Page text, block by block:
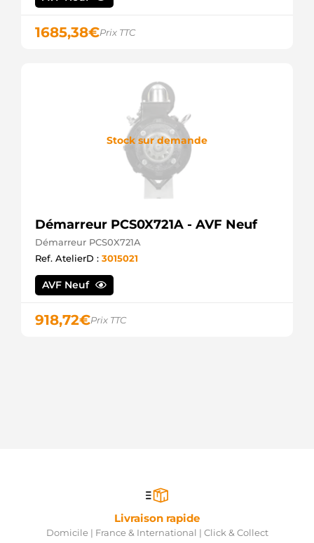
1685,38€Prix TTC
Stock sur demande
Démarreur PCS0X721A - AVF Neuf
Démarreur PCS0X721A
Ref. AtelierD : 3015021
AVF Neuf
918,72€Prix TTC
Livraison rapide
Domicile | France & International | Click & Collect